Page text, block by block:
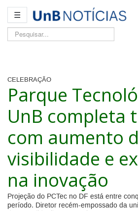
☰
Pesquisar...
CELEBRAÇÃO
Parque
UnB completa
com aumento
visibilidade e
na inovação
Projeção do PCTec no DF está entre
período. Diretor recém-empossado da